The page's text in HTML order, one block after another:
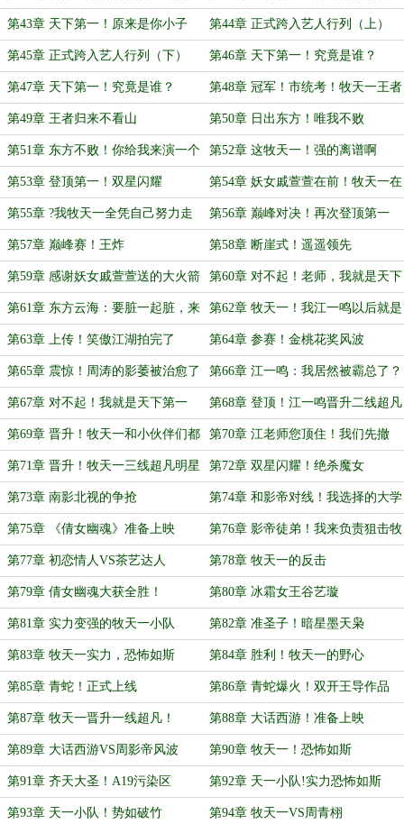
（下） （上）
第43章 天下第一！原来是你小子
（下）
第44章 正式跨入艺人行列（上）
第45章 正式跨入艺人行列（下） 第46章 天下第一！究竟是谁？
（上）
第47章 天下第一！究竟是谁？
（下）
第48章 冠军！市统考！牧天一王者
归来
第49章 王者归来不看山 第50章 日出东方！唯我不败
第51章 东方不败！你给我来演一个 第52章 这牧天一！强的离谱啊
第53章 登顶第一！双星闪耀 第54章 妖女戚萱萱在前！牧天一在
后
第55章 ?我牧天一全凭自己努力走
到这一步
第56章 巅峰对决！再次登顶第一
第57章 巅峰赛！王炸 第58章 断崖式！遥遥领先
第59章 感谢妖女戚萱萱送的大火箭 第60章 对不起！老师，我就是天下
第一！
第61章 东方云海：要脏一起脏，来
吧~~
第62章 牧天一！我江一鸣以后就是
你的人了
第63章 上传！笑傲江湖拍完了 第64章 参赛！金桃花奖风波
第65章 震惊！周涛的影萎被治愈了 第66章 江一鸣：我居然被霸总了？
第67章 对不起！我就是天下第一 第68章 登顶！江一鸣晋升二线超凡
明星
第69章 晋升！牧天一和小伙伴们都
变强了，但没秃
第70章 江老师您顶住！我们先撤
第71章 晋升！牧天一三线超凡明星 第72章 双星闪耀！绝杀魔女
第73章 南影北视的争抢 第74章 和影帝对线！我选择的大学
是……
第75章 《倩女幽魂》准备上映 第76章 影帝徒弟！我来负责狙击牧
天一
第77章 初恋情人VS茶艺达人 第78章 牧天一的反击
第79章 倩女幽魂大获全胜！ 第80章 冰霜女王谷艺璇
第81章 实力变强的牧天一小队 第82章 准圣子！暗星墨天枭
第83章 牧天一实力，恐怖如斯 第84章 胜利！牧天一的野心
第85章 青蛇！正式上线 第86章 青蛇爆火！双开王导作品
第87章 牧天一晋升一线超凡！ 第88章 大话西游！准备上映
第89章 大话西游VS周影帝风波 第90章 牧天一！恐怖如斯
第91章 齐天大圣！A19污染区 第92章 天一小队!实力恐怖如斯
第93章 天一小队！势如破竹 第94章 牧天一VS周青栩